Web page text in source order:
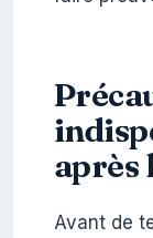
après
Avant de